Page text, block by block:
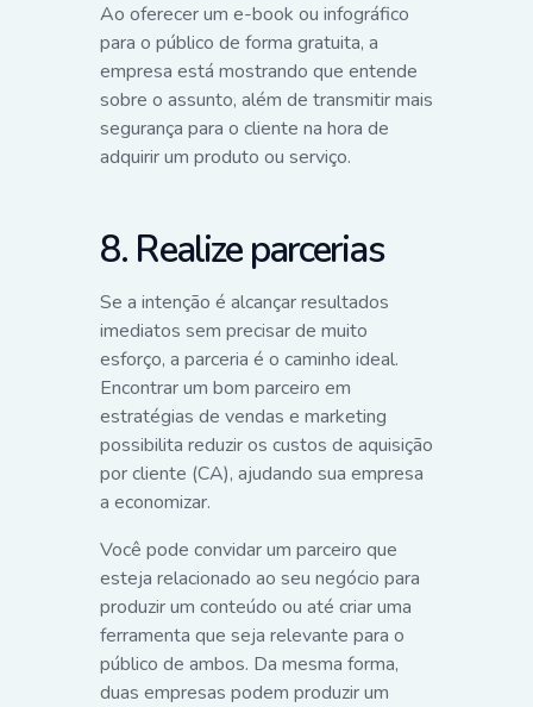
Ao oferecer um e-book ou infográfico
para o público de forma gratuita, a
empresa está mostrando que entende
sobre o assunto, além de transmitir mais
segurança para o cliente na hora de
adquirir um produto ou serviço.
8. Realize parcerias
Se a intenção é alcançar resultados
imediatos sem precisar de muito
esforço, a parceria é o caminho ideal.
Encontrar um bom parceiro em
estratégias de vendas e marketing
possibilita reduzir os custos de aquisição
por cliente (CA), ajudando sua empresa
a economizar.
Você pode convidar um parceiro que
esteja relacionado ao seu negócio para
produzir um conteúdo ou até criar uma
ferramenta que seja relevante para o
público de ambos. Da mesma forma,
duas empresas podem produzir um